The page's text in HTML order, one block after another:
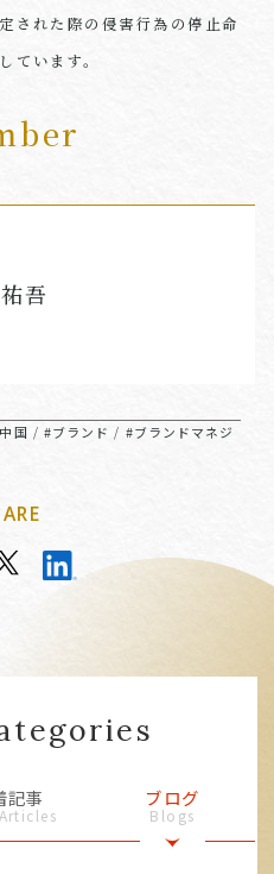
された際の侵害行為の停止命
ています。
吾
国 / #ブランド / #ブランドマネジ
記事 ブログ
Blogs